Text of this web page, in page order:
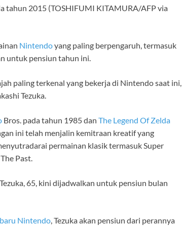
tahun 2015 (TOSHIFUMI KITAMURA/AFP via
Nintendoyang paling berpengaruh, termasuk
untuk pensiun tahun ini.
paling terkenal yang bekerja di Nintendo saat ini,
Tezuka.
Bros. pada tahun 1985 dan The Legend Of Zelda
ini telah menjalin kemitraan kreatif yang
permainan klasik termasuk Super
Past.
65, kini dijadwalkan untuk pensiun bulan
Nintendo, Tezuka akan pensiun dari perannya